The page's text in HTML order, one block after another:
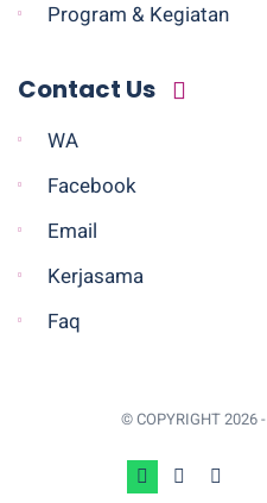
Program & Kegiatan
Contact Us
WA
Facebook
Email
Kerjasama
Faq
© COPYRIGHT 2026 -